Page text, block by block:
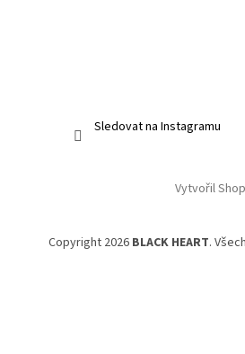
Sledovat na Instagramu
Vytvořil
Copyright 2026 BLACK HEART.